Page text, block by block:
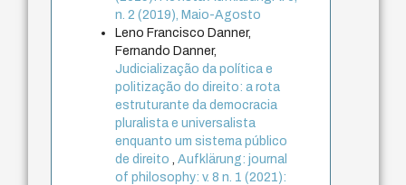
n. 2 (2019), Maio-Agosto
Leno Francisco Danner,
Fernando Danner,
Judicialização da política e
politização do direito: a rota
estruturante da democracia
pluralista e universalista
enquanto um sistema público
de direito
,Aufklärung: journal
of philosophy: v. 8 n. 1 (2021):